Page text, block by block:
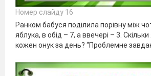
Номер слайду 16
Ранком бабуся поділила порівну між
яблука, в обід – 7, а ввечері – 3.
кожен онук за день? “Проблемне